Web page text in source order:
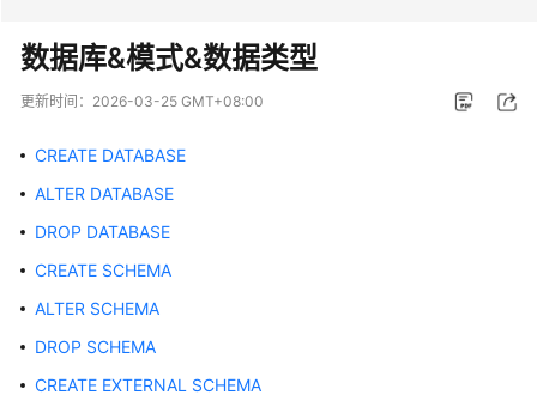
最
新
动
务
公
产
介
绍
数据库&模式&数据类型
更新时间： 2026-03-25 GMT+08:00
CREATE DATABASE
ALTER DATABASE
DROP DATABASE
CREATE SCHEMA
ALTER SCHEMA
DROP SCHEMA
CREATE EXTERNAL SCHEMA